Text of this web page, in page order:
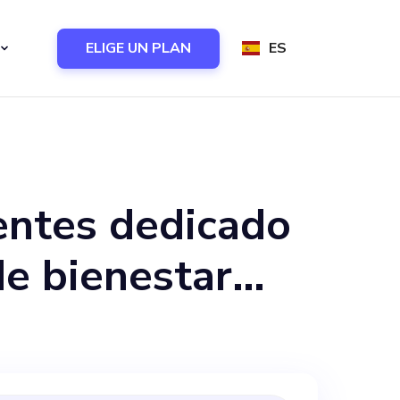
ELIGE UN PLAN ES
dedicado
bienestar